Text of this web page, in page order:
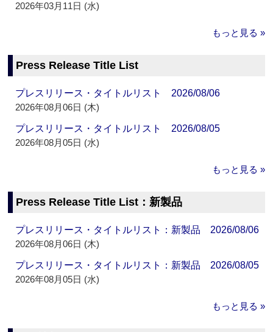
2026年03月11日 (水)
もっと見る »
Press Release Title List
プレスリリース・タイトルリスト 2026/08/06
2026年08月06日 (木)
プレスリリース・タイトルリスト 2026/08/05
2026年08月05日 (水)
もっと見る »
Press Release Title List：新製品
プレスリリース・タイトルリスト：新製品 2026/08/06
2026年08月06日 (木)
プレスリリース・タイトルリスト：新製品 2026/08/05
2026年08月05日 (水)
もっと見る »